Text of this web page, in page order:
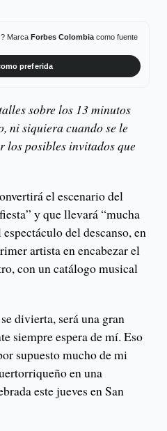
Marca Forbes Colombiacomo fuente
preferida
sobre los 13 minutos
ni siquiera cuando se le
los posibles invitados que
el escenario del
y que llevará “mucha
del descanso, en
artista en encabezar el
con un catálogo musical
divierta, será una gran
siempre espera de mí. Eso
supuesto mucho de mi
en una
este jueves en San